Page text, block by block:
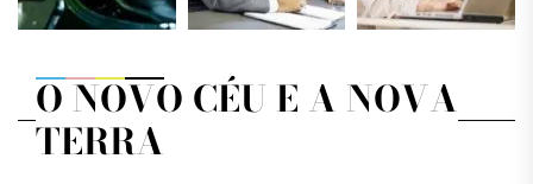
O NOVO CÉU E A NOVA
TERRA